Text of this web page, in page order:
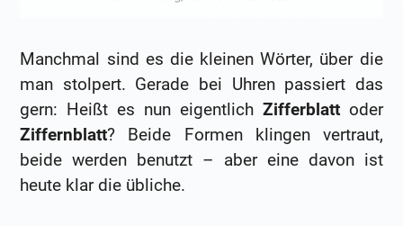
Manchmal sind es die kleinen Wörter, über die
man stolpert. Gerade bei Uhren passiert das
gern: Heißt es nun eigentlich Zifferblattoder
Ziffernblatt? Beide Formen klingen vertraut,
beide werden benutzt – aber eine davon ist
heute klar die übliche.